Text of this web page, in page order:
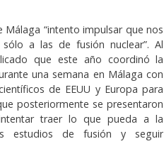
“intento impulsar que nos
a las de fusión nuclear”. Al
que este año coordinó la
una semana en Málaga con
de EEUU y Europa para
posteriormente se presentaron
traer lo que pueda a la
estudios de fusión y seguir